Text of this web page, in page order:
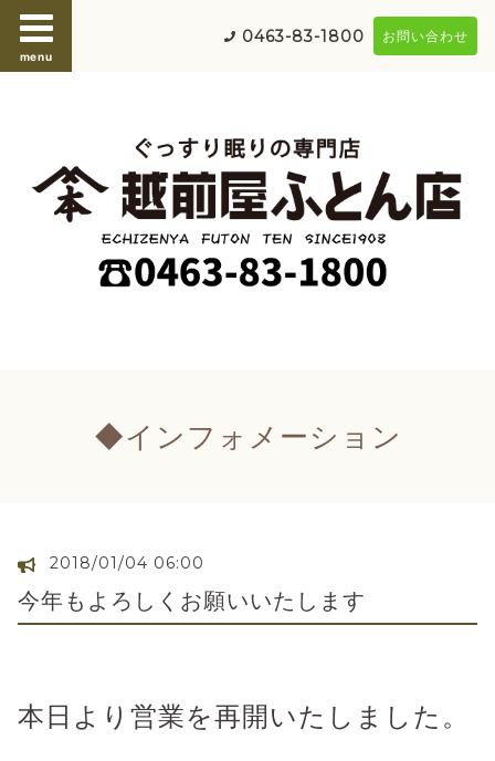
menu
0463-83-1800 お問い合わせ
◆インフォメーション
2018/01/04 06:00
今年もよろしくお願いいたします
本日より営業を再開いたしました。